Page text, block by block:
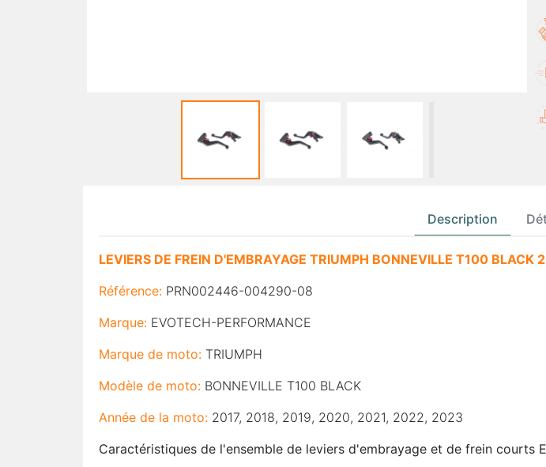
Description
LEVIERS DE FREIN D'EMBRAYAGE TRIUMPH BONNEVILLE T100 BLACK
Référence: PRN002446-004290-08
Marque: EVOTECH-PERFORMANCE
Marque de moto: TRIUMPH
Modèle de moto: BONNEVILLE T100 BLACK
Année de la moto: 2017, 2018, 2019, 2020, 2021, 2022, 2023
Caractéristiques de l'ensemble de leviers d'embrayage et de frein courts